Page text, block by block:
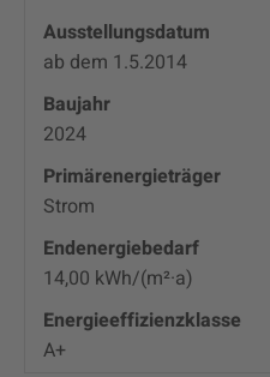
Ausstellungsdatum
ab dem 1.5.2014
Baujahr
2024
Primärenergieträger
Strom
Endenergie­bedarf
14,00 kWh/(m²·a)
Energie­effizienz­klasse
A+